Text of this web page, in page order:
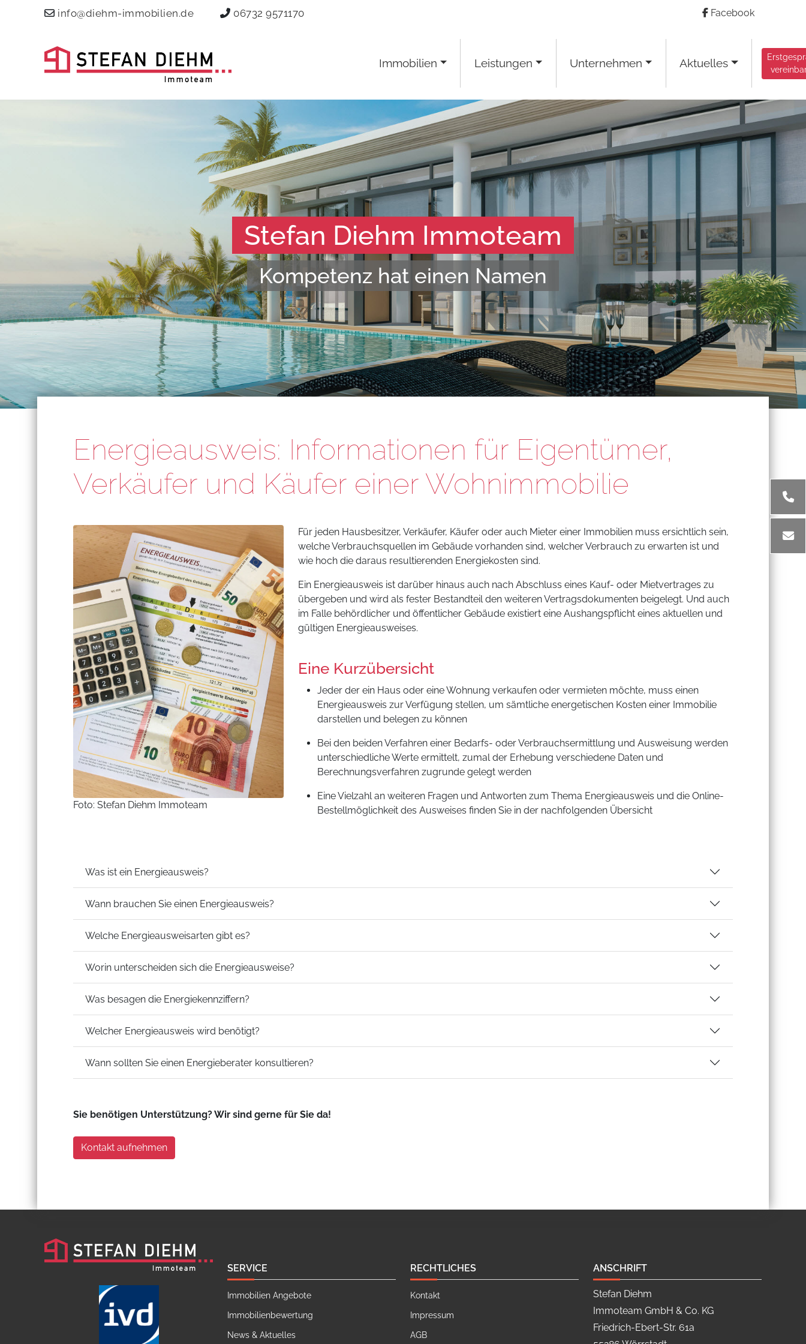
info@diehm-immobilien.de 06732 9571170 Facebook
Immobilien Leistungen Unternehmen Aktuelles
Stefan Diehm Immoteam
Kompetenz hat einen Namen
Energieausweis: Informationen für Eigentümer,
Verkäufer und Käufer einer Wohnimmobilie
Foto: Stefan Diehm Immoteam
Für jeden Hausbesitzer, Verkäufer, Käufer oder auch Mieter einer Immobilien muss ersichtlich sein,
welche Verbrauchsquellen im Gebäude vorhanden sind, welcher Verbrauch zu erwarten ist und
wie hoch die daraus resultierenden Energiekosten sind.
Ein Energieausweis ist darüber hinaus auch nach Abschluss eines Kauf- oder Mietvertrages zu
übergeben und wird als fester Bestandteil den weiteren Vertragsdokumenten beigelegt. Und auch
im Falle behördlicher und öffentlicher Gebäude existiert eine Aushangspflicht eines aktuellen und
gültigen Energieausweises.
Eine Kurzübersicht
Jeder der ein Haus oder eine Wohnung verkaufen oder vermieten möchte, muss einen
Energieausweis zur Verfügung stellen, um sämtliche energetischen Kosten einer Immobilie
darstellen und belegen zu können
Bei den beiden Verfahren einer Bedarfs- oder Verbrauchsermittlung und Ausweisung werden
unterschiedliche Werte ermittelt, zumal der Erhebung verschiedene Daten und
Berechnungsverfahren zugrunde gelegt werden
Eine Vielzahl an weiteren Fragen und Antworten zum Thema Energieausweis und die Online-
Bestellmöglichkeit des Ausweises finden Sie in der nachfolgenden Übersicht
Was ist ein Energieausweis?
Wann brauchen Sie einen Energieausweis?
Welche Energieausweisarten gibt es?
Worin unterscheiden sich die Energieausweise?
Was besagen die Energiekennziffern?
Welcher Energieausweis wird benötigt?
Wann sollten Sie einen Energieberater konsultieren?
Sie benötigen Unterstützung? Wir sind gerne für Sie da!
Kontakt aufnehmen
SERVICE
Immobilien Angebote
Immobilienbewertung
News & Aktuelles
RECHTLICHES
Kontakt
Impressum
AGB
ANSCHRIFT
Stefan Diehm
Immoteam GmbH & Co. KG
Friedrich-Ebert-Str. 61a